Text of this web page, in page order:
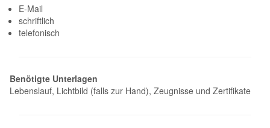
E-Mail
schriftlich
telefonisch
Benötigte Unterlagen
Lebenslauf, Lichtbild (falls zur Hand), Zeugnisse und Zertifikate